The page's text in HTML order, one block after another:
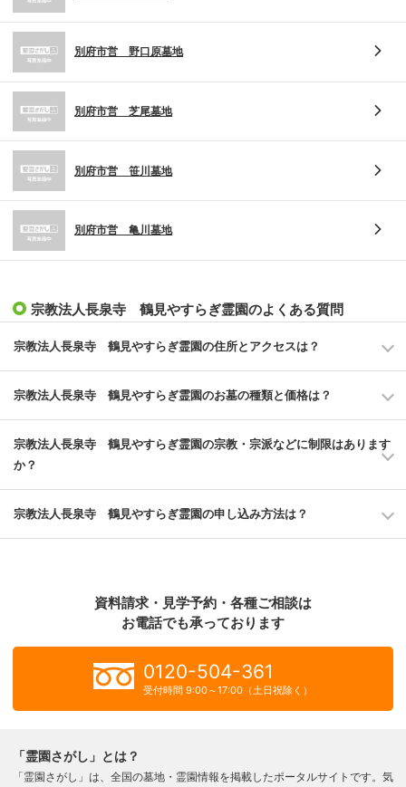
別府市営 野口原墓地
別府市営 芝尾墓地
別府市営 笹川墓地
別府市営 亀川墓地
宗教法人長泉寺 鶴見やすらぎ霊園のよくある質問
宗教法人長泉寺 鶴見やすらぎ霊園の住所とアクセスは？
宗教法人長泉寺 鶴見やすらぎ霊園のお墓の種類と価格は？
宗教法人長泉寺 鶴見やすらぎ霊園の宗教・宗派などに制限はあります
か？
宗教法人長泉寺 鶴見やすらぎ霊園の申し込み方法は？
資料請求・見学予約・各種ご相談は
お電話でも承っております
0120-504-361
受付時間 9:00～17:00（土日祝除く）
「霊園さがし」とは？
「霊園さがし」は、全国の墓地・霊園情報を掲載したポータルサイトです。気